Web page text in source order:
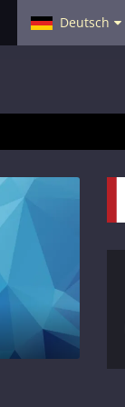
Hilfe
Deutsch